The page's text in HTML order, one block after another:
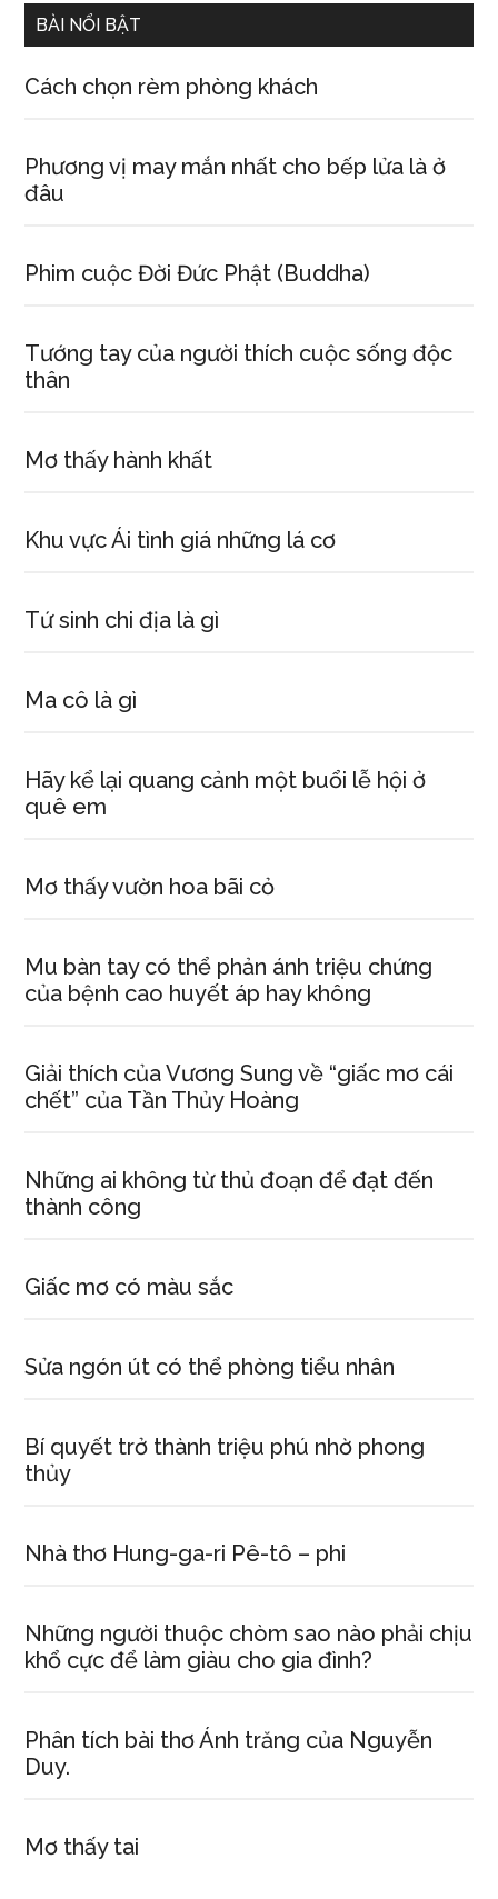
BÀI NỔI BẬT
Cách chọn rèm phòng khách
Phương vị may mắn nhất cho bếp lửa là ở
đâu
Phim cuộc Đời Đức Phật (Buddha)
Tướng tay của người thích cuộc sống độc
thân
Mơ thấy hành khất
Khu vực Ái tình giá những lá cơ
Tứ sinh chi địa là gì
Ma cô là gì
Hãy kể lại quang cảnh một buổi lễ hội ở
quê em
Mơ thấy vườn hoa bãi cỏ
Mu bàn tay có thể phản ánh triệu chứng
của bệnh cao huyết áp hay không
Giải thích của Vương Sung về “giấc mơ cái
chết” của Tần Thủy Hoàng
Những ai không từ thủ đoạn để đạt đến
thành công
Giấc mơ có màu sắc
Sửa ngón út có thể phòng tiểu nhân
Bí quyết trở thành triệu phú nhờ phong
thủy
Nhà thơ Hung-ga-ri Pê-tô – phi
Những người thuộc chòm sao nào phải chịu
khổ cực để làm giàu cho gia đình?
Phân tích bài thơ Ánh trăng của Nguyễn
Duy.
Mơ thấy tai